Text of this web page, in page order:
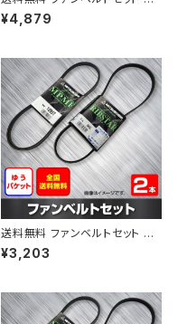
ツダ カペラ 型式GF8P H11.09
～H14.03 （国内トップメーカ
¥4,879
送料無料 ファンベルトセット マ
ツダ ボンゴブローニィ 型式SK5
HM H11.06～H16.11 （国内トッ
¥3,203